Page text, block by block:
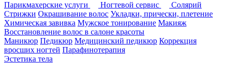
Парикмахерские услуги
Ногтевой сервис
Солярий
Стрижки Окрашивание волос Укладки, прически, плетение
Химическая завивка Мужское тонирование Макияж
Восстановление волос в салоне красоты
Маникюр Педикюр Медицинский педикюр Коррекция
вросших ногтей Парафинотерапия
Эстетика тела